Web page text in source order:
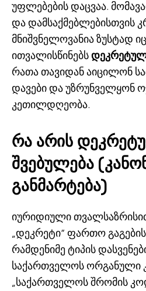
უფლებების დაცვაა.
და დამსაქმებლებისთვის
მნიშვნელოვანია ზუსტად
ითვალისწინებს
რათა თავიდან აიცილონ
დავები და უზრუნველყონ
კეთილდღეობა.
რა არის
შვებულება
განმარტება)
იურიდიული
„დეკრეტი“ ფართო
რამდენიმე ტიპის
საქართველოს ორგანული
„საქართველოს შრომის